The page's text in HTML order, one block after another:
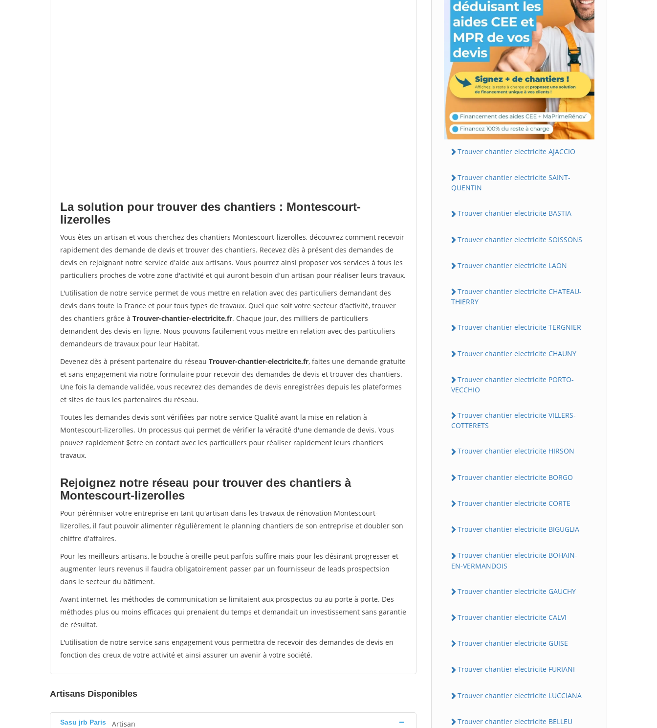
La solution pour trouver des chantiers : Montescourt-
lizerolles
Vous êtes un artisan et vous cherchez des chantiers Montescourt-lizerolles, découvrez comment recevoir
rapidement des demande de devis et trouver des chantiers. Recevez dès à présent des demandes de
devis en rejoignant notre service d'aide aux artisans. Vous pourrez ainsi proposer vos services à tous les
particuliers proches de votre zone d'activité et qui auront besoin d'un artisan pour réaliser leurs travaux.
L'utilisation de notre service permet de vous mettre en relation avec des particuliers demandant des
devis dans toute la France et pour tous types de travaux. Quel que soit votre secteur d'activité, trouver
des chantiers grâce à Trouver-chantier-electricite.fr. Chaque jour, des milliers de particuliers
demandent des devis en ligne. Nous pouvons facilement vous mettre en relation avec des particuliers
demandeurs de travaux pour leur Habitat.
Devenez dès à présent partenaire du réseau Trouver-chantier-electricite.fr, faites une demande gratuite
et sans engagement via notre formulaire pour recevoir des demandes de devis et trouver des chantiers.
Une fois la demande validée, vous recevrez des demandes de devis enregistrées depuis les plateformes
et sites de tous les partenaires du réseau.
Toutes les demandes devis sont vérifiées par notre service Qualité avant la mise en relation à
Montescourt-lizerolles. Un processus qui permet de vérifier la véracité d'une demande de devis. Vous
pouvez rapidement $etre en contact avec les particuliers pour réaliser rapidement leurs chantiers
travaux.
Rejoignez notre réseau pour trouver des chantiers à
Montescourt-lizerolles
Pour pérénniser votre entreprise en tant qu'artisan dans les travaux de rénovation Montescourt-
lizerolles, il faut pouvoir alimenter régulièrement le planning chantiers de son entreprise et doubler son
chiffre d'affaires.
Pour les meilleurs artisans, le bouche à oreille peut parfois suffire mais pour les désirant progresser et
augmenter leurs revenus il faudra obligatoirement passer par un fournisseur de leads prospectsion
dans le secteur du bâtiment.
Avant internet, les méthodes de communication se limitaient aux prospectus ou au porte à porte. Des
méthodes plus ou moins efficaces qui prenaient du temps et demandait un investissement sans garantie
de résultat.
L'utilisation de notre service sans engagement vous permettra de recevoir des demandes de devis en
fonction des creux de votre activité et ainsi assurer un avenir à votre société.
Artisans Disponibles
Sasu jrb Paris Artisan
Trouver chantier electricite AJACCIO
Trouver chantier electricite SAINT-
QUENTIN
Trouver chantier electricite BASTIA
Trouver chantier electricite SOISSONS
Trouver chantier electricite LAON
Trouver chantier electricite CHATEAU-
THIERRY
Trouver chantier electricite TERGNIER
Trouver chantier electricite CHAUNY
Trouver chantier electricite PORTO-
VECCHIO
Trouver chantier electricite VILLERS-
COTTERETS
Trouver chantier electricite HIRSON
Trouver chantier electricite BORGO
Trouver chantier electricite CORTE
Trouver chantier electricite BIGUGLIA
Trouver chantier electricite BOHAIN-
EN-VERMANDOIS
Trouver chantier electricite GAUCHY
Trouver chantier electricite CALVI
Trouver chantier electricite GUISE
Trouver chantier electricite FURIANI
Trouver chantier electricite LUCCIANA
Trouver chantier electricite BELLEU